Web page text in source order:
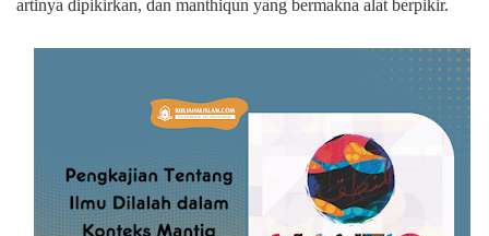
artinya dipikirkan, dan manthiqun yang bermakna alat berpikir.